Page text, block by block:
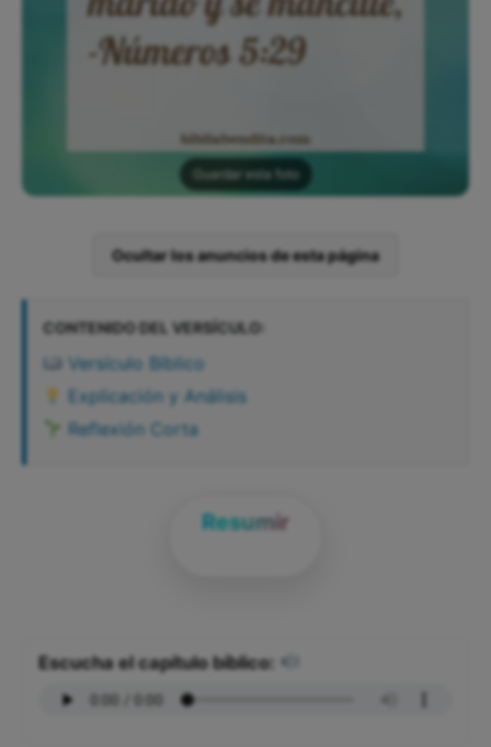
Guardar esta foto
Ocultar los anuncios de esta página
CONTENIDO DEL VERSÍCULO:
Versículo Bíblico
Explicación y Análisis
Reflexión Corta
Resumir
Escucha el capítulo bíblico: